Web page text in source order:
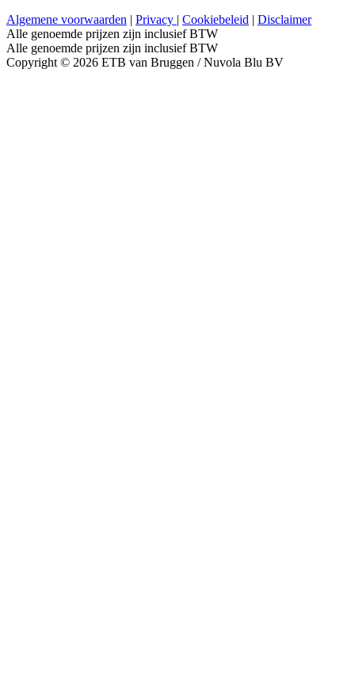
Algemene voorwaarden | Privacy | Cookiebeleid | Disclaimer
Alle genoemde prijzen zijn inclusief BTW
Alle genoemde prijzen zijn inclusief BTW
Copyright © 2026 ETB van Bruggen / Nuvola Blu BV